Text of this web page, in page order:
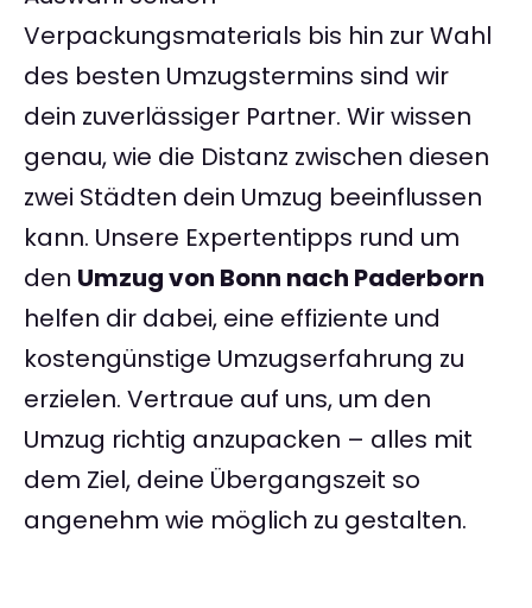
Verpackungsmaterials bis hin zur Wahl
des besten Umzugstermins sind wir
dein zuverlässiger Partner. Wir wissen
genau, wie die Distanz zwischen diesen
zwei Städten dein Umzug beeinflussen
kann. Unsere Expertentipps rund um
den Umzug von Bonn nach Paderborn
helfen dir dabei, eine effiziente und
kostengünstige Umzugserfahrung zu
erzielen. Vertraue auf uns, um den
Umzug richtig anzupacken – alles mit
dem Ziel, deine Übergangszeit so
angenehm wie möglich zu gestalten.